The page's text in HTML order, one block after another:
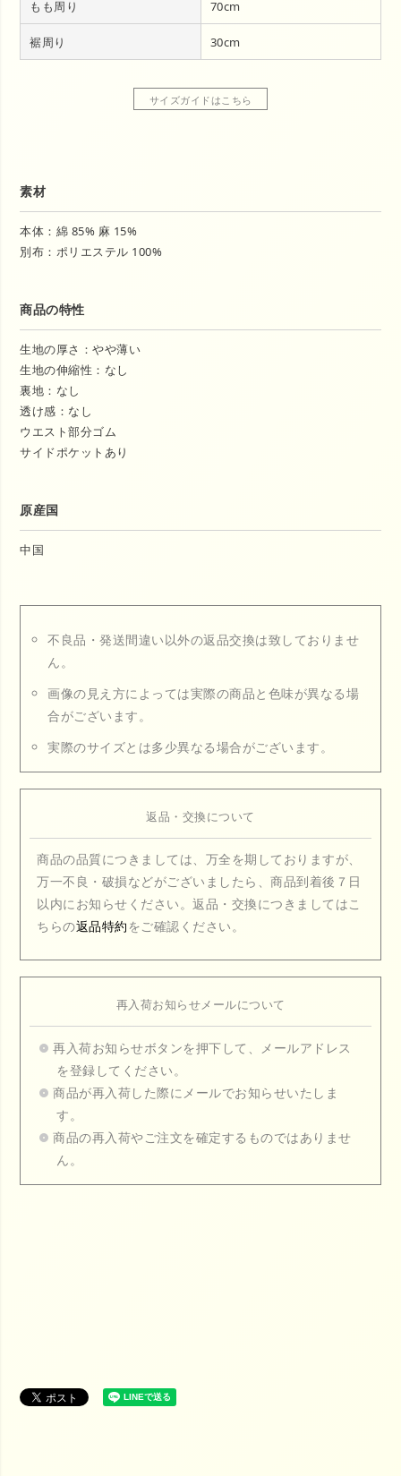
もも周り 70cm
裾周り 30cm
サイズガイドはこちら
素材
本体：綿 85% 麻 15%
別布：ポリエステル 100%
商品の特性
生地の厚さ：やや薄い
生地の伸縮性：なし
裏地：なし
透け感：なし
ウエスト部分ゴム
サイドポケットあり
原産国
中国
不良品・発送間違い以外の返品交換は致しておりませ
ん。
画像の見え方によっては実際の商品と色味が異なる場
合がございます。
実際のサイズとは多少異なる場合がございます。
返品・交換について
商品の品質につきましては、万全を期しておりますが、
万一不良・破損などがございましたら、商品到着後７日
以内にお知らせください。返品・交換につきましてはこ
ちらの返品特約 をご確認ください。
再入荷お知らせメールについて
再入荷お知らせボタンを押下して、メールアドレス
を登録してください。
商品が再入荷した際にメールでお知らせいたしま
す。
商品の再入荷やご注文を確定するものではありませ
ん。